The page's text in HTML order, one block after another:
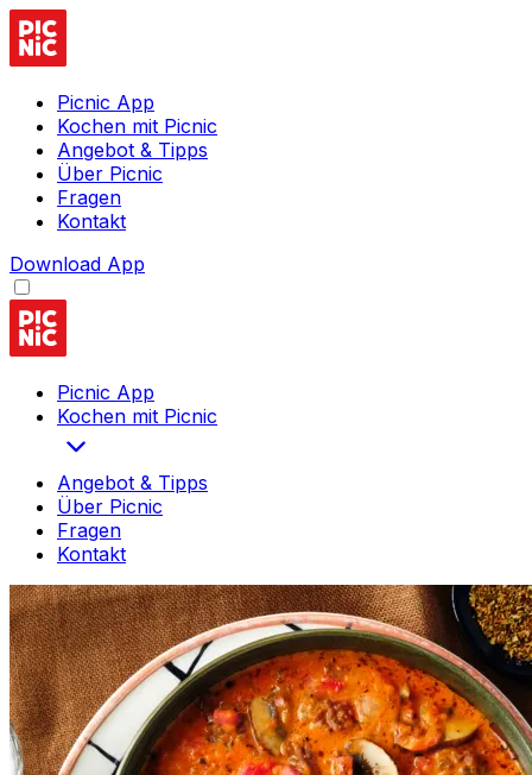
Picnic App
Kochen mit Picnic
Angebot & Tipps
Über Picnic
Fragen
Kontakt
Download App
Picnic App
Kochen mit Picnic
Angebot & Tipps
Über Picnic
Fragen
Kontakt